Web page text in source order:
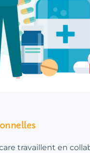
travaillent en